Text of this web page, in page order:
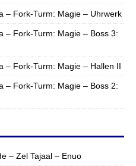
– Fork-Turm: Magie – Uhrwerk
– Fork-Turm: Magie – Boss 3:
– Fork-Turm: Magie – Hallen II
– Fork-Turm: Magie – Boss 2:
– Zel Tajaal – Enuo